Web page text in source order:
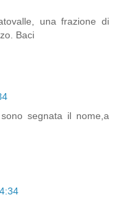
una frazione di
Baci
segnata il nome,a